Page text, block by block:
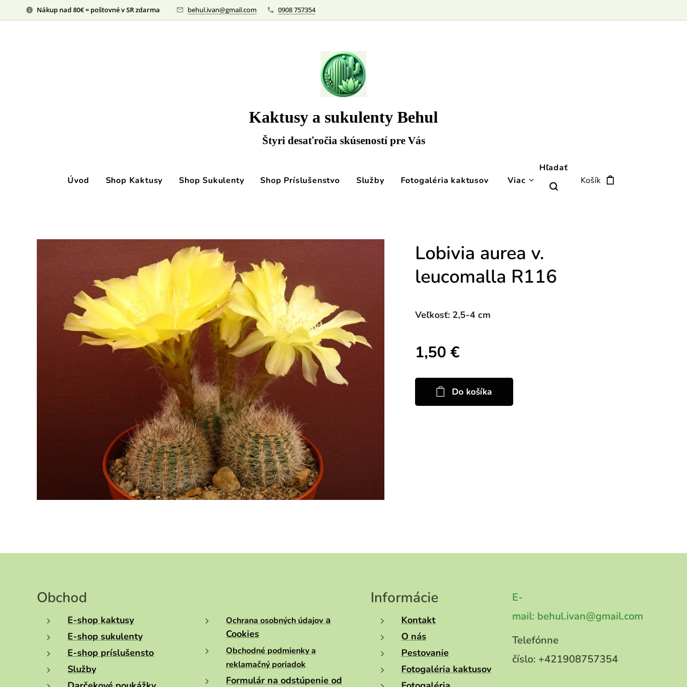
Nákup nad 80€ = poštovné v SR zdarma behul.ivan@gmail.com 0908 757354
Kaktusy a sukulenty Behul
Štyri desaťročia skúseností pre Vás
Úvod Shop Kaktusy Shop Sukulenty Shop Príslušenstvo Služby Fotogaléria kaktusov Viac
Hľadať
Košík
Lobivia aurea v.
leucomalla R116
Veľkosť: 2,5-4 cm
1,50 €
Do košíka
Obchod
E-shop kaktusy
E-shop sukulenty
E-shop príslušensto
Služby
Ochrana osobných údajov a
Cookies
Obchodné podmienky a
reklamačný poriadok
Formulár na odstúpenie od
Informácie
Kontakt
O nás
Pestovanie
Fotogaléria kaktusov
E-
mail: behul.ivan@gmail.com
Telefónne
číslo: +421908757354